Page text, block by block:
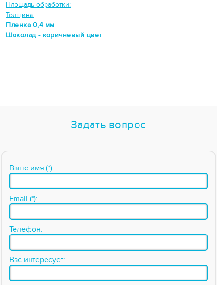
Площадь обработки:
Толщина:
Пленка 0,4 мм
Шоколад - коричневый цвет
Задать вопрос
Ваше имя (*):
Email (*):
Телефон:
Вас интересует: